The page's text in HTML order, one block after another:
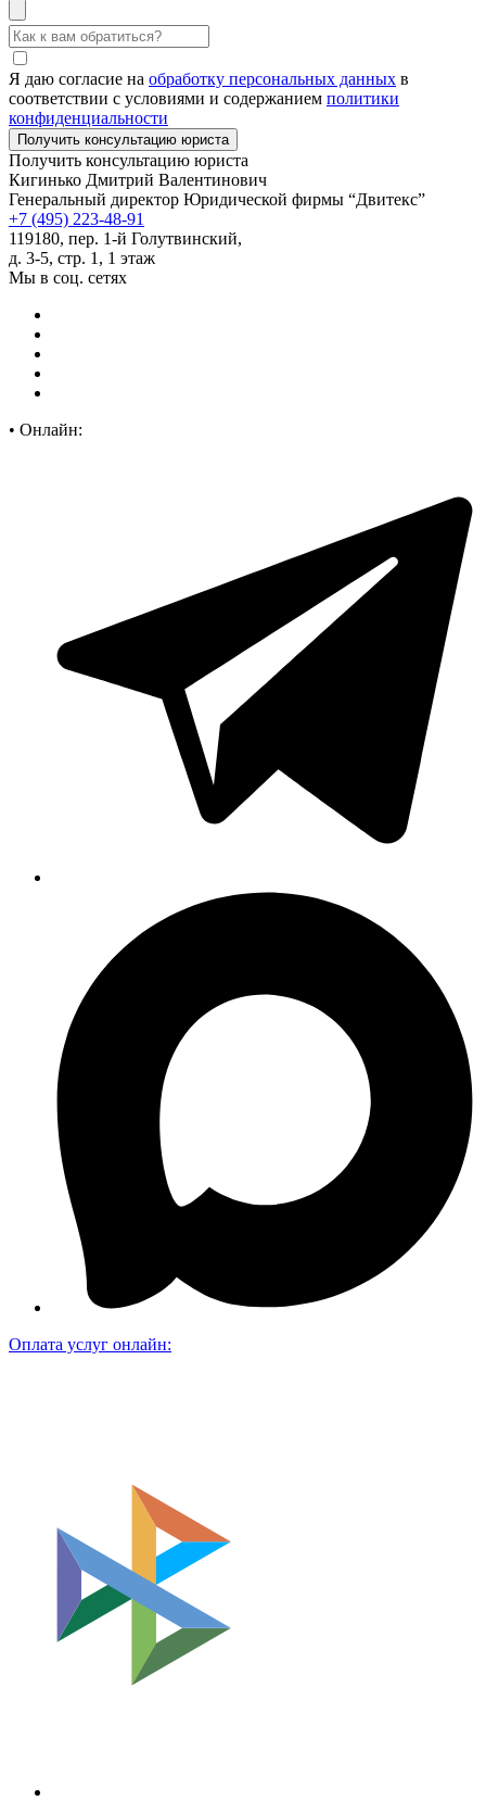
Я даю согласие на обработку персональных данных в
соответствии с условиями и содержанием политики
конфиденциальности
Получить консультацию юриста
Кигинько Дмитрий Валентинович
Генеральный директор Юридической фирмы “Двитекс”
+7 (495) 223-48-91
119180, пер. 1-й Голутвинский,
д. 3-5, стр. 1, 1 этаж
Мы в соц. сетях
• Онлайн:
Оплата услуг онлайн: